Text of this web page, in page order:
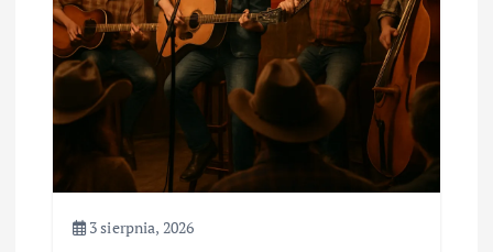
3 sierpnia, 2026